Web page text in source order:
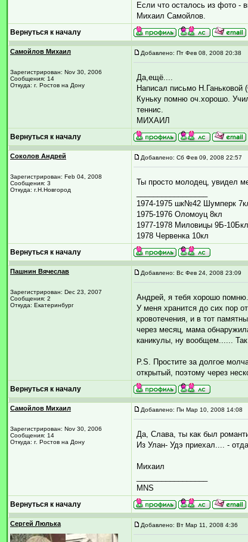
Если что осталось из фото
Михаил Самойлов.
Вернуться к началу
Самойлов Михаил
Зарегистрирован: Nov 30, 2006
Сообщения: 14
Откуда: г. Ростов на Дону
Добавлено: Пт Фев 08, 2008 20:38
Да,ещё....
Написал письмо Н.Ганьковой
Куньку помню оч.хорошо.
теннис.
МИХАИЛ
Вернуться к началу
Соколов Андрей
Зарегистрирован: Feb 04, 2008
Сообщения: 3
Откуда: г.Н.Новгород
Добавлено: Сб Фев 09, 2008 22:57
Ты просто молодец, увидел
1974-1975 шк№42 Шумперк
1975-1976 Оломоуц 8кл
1977-1978 Миловицы 9Б-10Бкл
1978 Червенка 10кл
Вернуться к началу
Пашнин Вячеслав
Зарегистрирован: Dec 23, 2007
Сообщения: 2
Откуда: Екатеринбург
Добавлено: Вс Фев 24, 2008 23:09
Андрей, я тебя хорошо
У меня хранится до сих пор
кровотечения, и в тот
через месяц, мама
каникулы, ну вообщем...... Так
P.S. Простите за долгое
открытый, поэтому через
Вернуться к началу
Самойлов Михаил
Зарегистрирован: Nov 30, 2006
Сообщения: 14
Откуда: г. Ростов на Дону
Добавлено: Пн Мар 10, 2008 14:08
Да, Слава, ты как был
Из Улан- Удэ приехал.... -
Михаил
MNS
Вернуться к началу
Сергей Люлька Добавлено: Вт Мар 11, 2008 4:36